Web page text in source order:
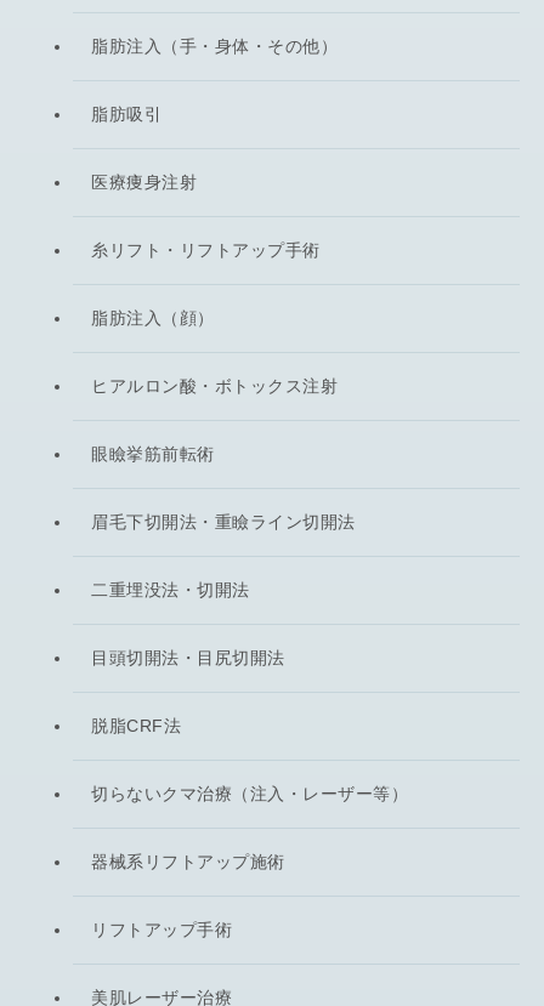
脂肪注入（手・身体・その他）
脂肪吸引
医療痩身注射
糸リフト・リフトアップ手術
脂肪注入（顔）
ヒアルロン酸・ボトックス注射
眼瞼挙筋前転術
眉毛下切開法・重瞼ライン切開法
二重埋没法・切開法
目頭切開法・目尻切開法
脱脂CRF法
切らないクマ治療（注入・レーザー等）
器械系リフトアップ施術
リフトアップ手術
美肌レーザー治療